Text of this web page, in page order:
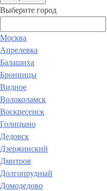
Выберите город
Москва
Апрелевка
Балашиха
Бронницы
Видное
Волоколамск
Воскресенск
Голицыно
Дедовск
Дзержинский
Дмитров
Долгопрудный
Домодедово